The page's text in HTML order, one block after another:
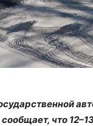
сообщает, что